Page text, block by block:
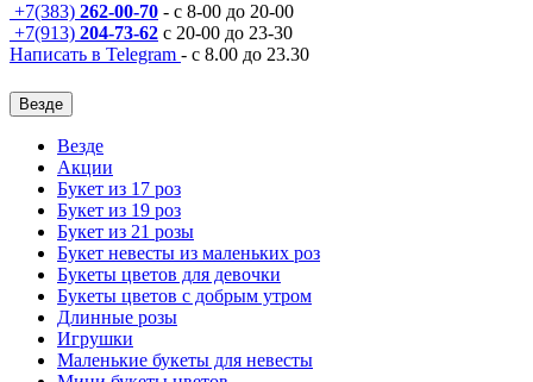
+7(383) 262-00-70 - с 8-00 до 20-00
+7(913) 204-73-62 с 20-00 до 23-30
Написать в Telegram - с 8.00 до 23.30
Везде
Везде
Акции
Букет из 17 роз
Букет из 19 роз
Букет из 21 розы
Букет невесты из маленьких роз
Букеты цветов для девочки
Букеты цветов с добрым утром
Длинные розы
Игрушки
Маленькие букеты для невесты